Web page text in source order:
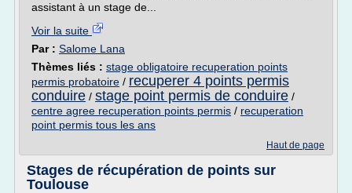
assistant à un stage de...
Voir la suite
Par : Salome Lana
Thèmes liés : stage obligatoire recuperation points
permis probatoire / recuperer 4 points permis
conduire / stage point permis de conduire /
centre agree recuperation points permis / recuperation
point permis tous les ans
Haut de page
Stages de récupération de points sur
Toulouse